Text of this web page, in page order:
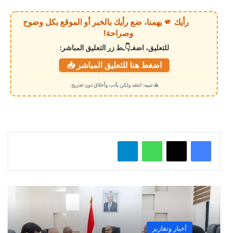
ي
م
ي
رأيك 🫵 يهمنا، ضع رأيك بالخبر أو الموقع بكل وضوح
وصراحة!
للتعليق، اضغـ👇ـط زر التعليق المباشر:
اضغط هنا للتعليق المباشر 📥
⚠️ تنبيه: انتقد ولكن بأدب وأخلاق دون تجريح.
واتساب
أخبار وتقارير